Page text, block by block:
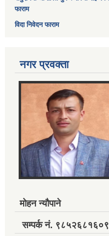
फाराम
विदा निवेदन फाराम
नगर प्रवक्ता
मोहन न्यौपाने
सम्पर्क नं. ९८५२६८१६०९